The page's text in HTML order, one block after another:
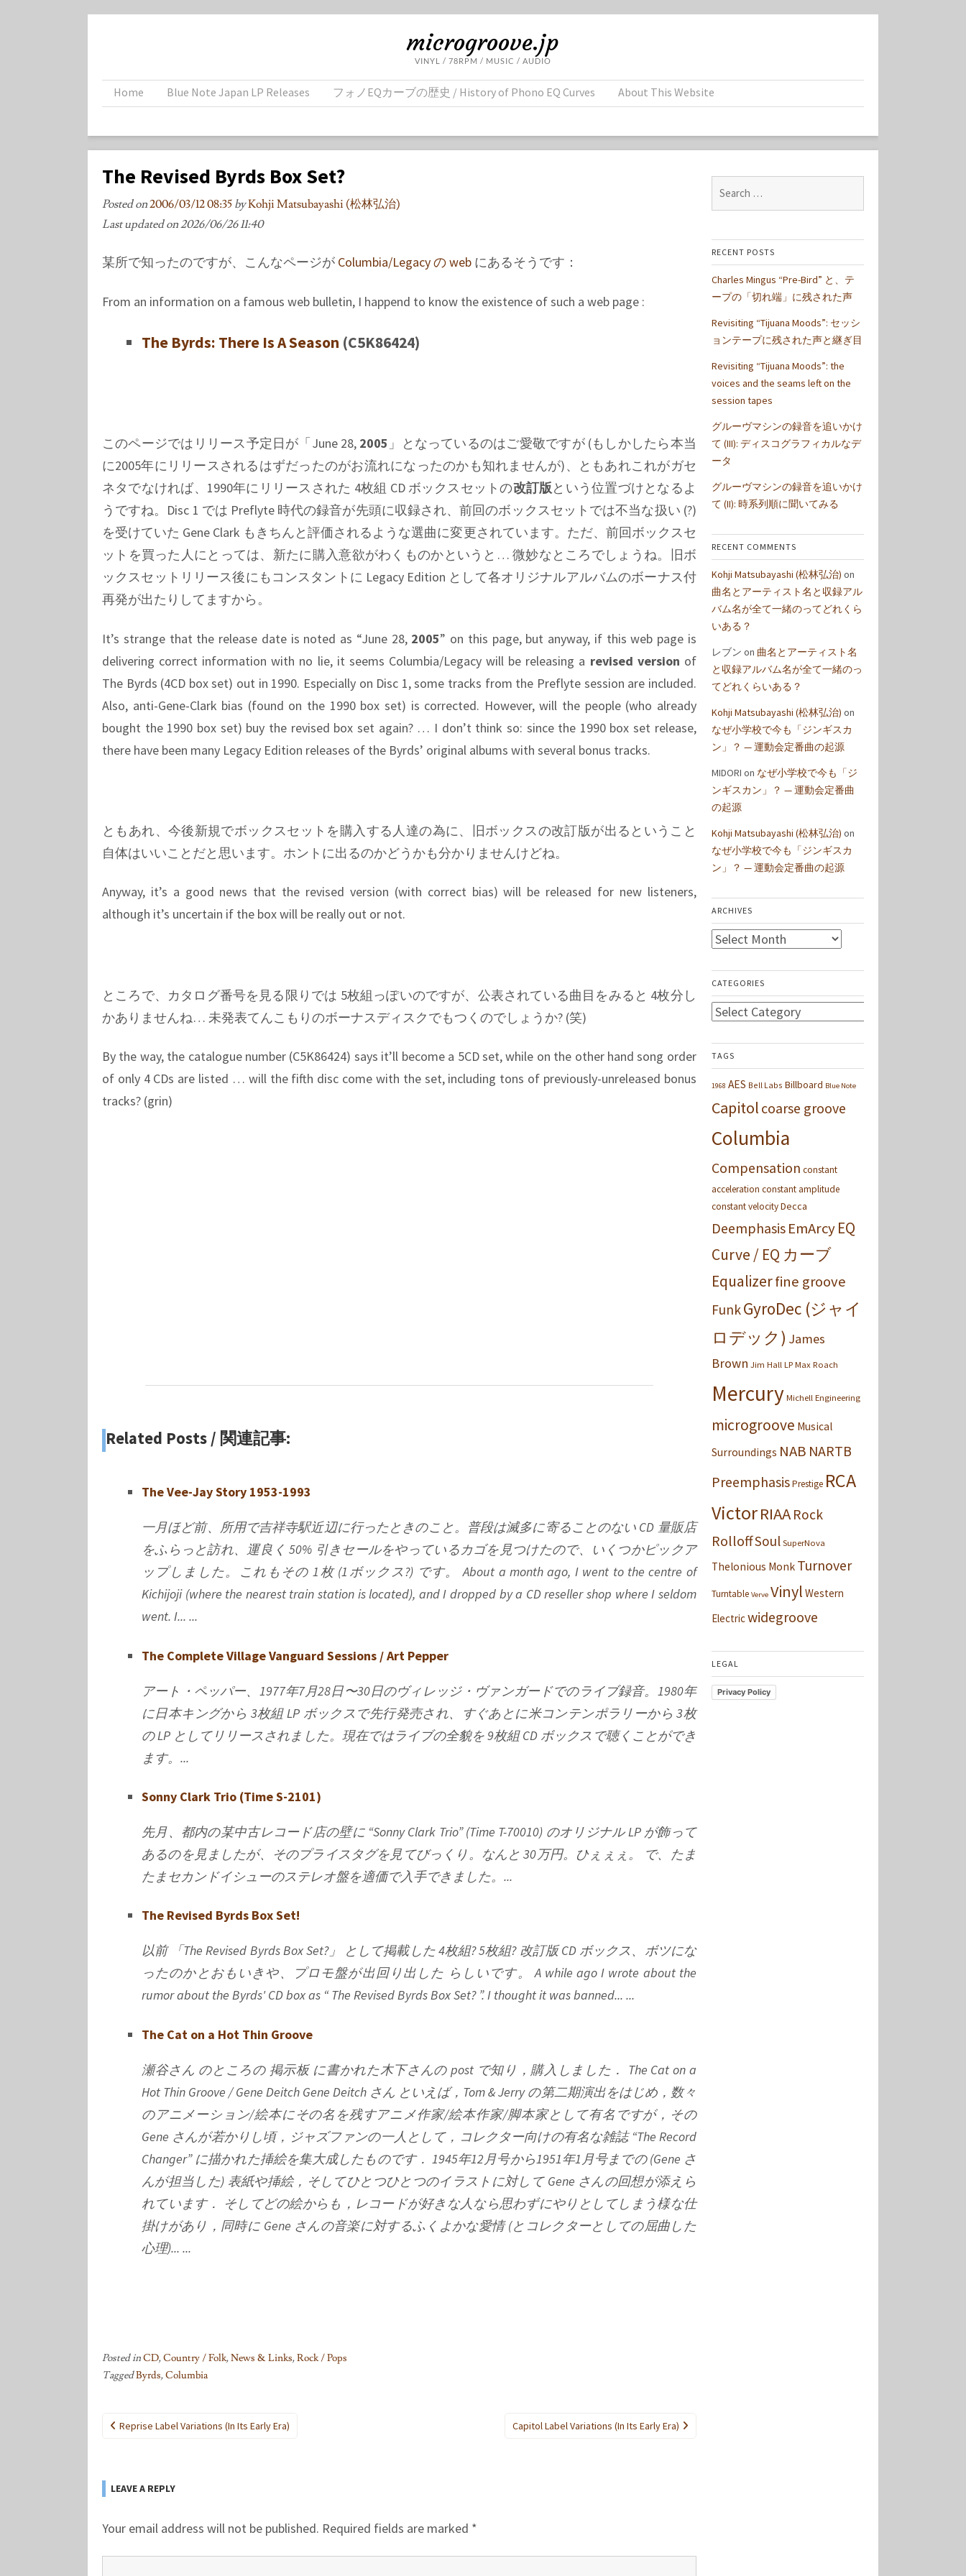
microgroove.jp
VINYL / 78RPM / MUSIC / AUDIO
Home Blue Note Japan LP Releases フォノEQカーブの歴史 / History of Phono EQ Curves About This Website
The Revised Byrds Box Set?
Posted on2006/03/12 08:35 byKohji Matsubayashi (松林弘治)
Last updated on2026/06/26 11:40
某所で知ったのですが、こんなページが Columbia/Legacy の web にあるそうです：
From an information on a famous web bulletin, I happend to know the existence of such a web page :
The Byrds: There Is A Season (C5K86424)
このページではリリース予定日が「June 28, 2005 」となっているのはご愛敬ですが (もしかしたら本当
に2005年にリリースされるはずだったのがお流れになったのかも知れませんが)、ともあれこれがガセ
ネタでなければ、1990年にリリースされた 4枚組 CD ボックスセットの改訂版という位置づけとなるよ
うですね。Disc 1 では Preflyte 時代の録音が先頭に収録され、前回のボックスセットでは不当な扱い (?)
を受けていた Gene Clark もきちんと評価されるような選曲に変更されています。ただ、前回ボックスセ
ットを買った人にとっては、新たに購入意欲がわくものかというと… 微妙なところでしょうね。旧ボ
ックスセットリリース後にもコンスタントに Legacy Edition として各オリジナルアルバムのボーナス付
再発が出たりしてますから。
It’s strange that the release date is noted as “June 28, 2005” on this page, but anyway, if this web page is
delivering correct information with no lie, it seems Columbia/Legacy will be releasing a revised version of
The Byrds (4CD box set) out in 1990. Especially on Disc 1, some tracks from the Preflyte session are included.
Also, anti-Gene-Clark bias (found on the 1990 box set) is corrected. However, will the people (who already
bought the 1990 box set) buy the revised box set again? … I don’t think so: since the 1990 box set release,
there have been many Legacy Edition releases of the Byrds’ original albums with several bonus tracks.
ともあれ、今後新規でボックスセットを購入する人達の為に、旧ボックスの改訂版が出るということ
自体はいいことだと思います。ホントに出るのかどうかも分かりませんけどね。
Anyway, it’s a good news that the revised version (with correct bias) will be released for new listeners,
although it’s uncertain if the box will be really out or not.
ところで、カタログ番号を見る限りでは 5枚組っぽいのですが、公表されている曲目をみると 4枚分し
かありませんね… 未発表てんこもりのボーナスディスクでもつくのでしょうか? (笑)
By the way, the catalogue number (C5K86424) says it’ll become a 5CD set, while on the other hand song order
of only 4 CDs are listed … will the fifth disc come with the set, including tons of previously-unreleased bonus
tracks? (grin)
Related Posts / 関連記事:
The Vee-Jay Story 1953-1993
一月ほど前、所用で吉祥寺駅近辺に行ったときのこと。普段は滅多に寄ることのない CD 量販店
をふらっと訪れ、運良く 50% 引きセールをやっているカゴを見つけたので、いくつかピックア
ップしました。これもその 1枚 (1ボックス?) です。 About a month ago, I went to the centre of
Kichijoji (where the nearest train station is located), and I dropped by a CD reseller shop where I seldom
went. I... ...
The Complete Village Vanguard Sessions / Art Pepper
アート・ペッパー、1977年7月28日〜30日のヴィレッジ・ヴァンガードでのライブ録音。1980年
に日本キングから 3枚組 LP ボックスで先行発売され、すぐあとに米コンテンポラリーから 3枚
の LP としてリリースされました。現在ではライブの全貌を 9枚組 CD ボックスで聴くことができ
ます。...
Sonny Clark Trio (Time S-2101)
先月、都内の某中古レコード店の壁に “Sonny Clark Trio” (Time T-70010) のオリジナル LP が飾って
あるのを見ましたが、そのプライスタグを見てびっくり。なんと 30万円。ひぇぇぇ。 で、たま
たまセカンドイシューのステレオ盤を適価で入手できました。...
The Revised Byrds Box Set!
以前 「The Revised Byrds Box Set?」 として掲載した 4枚組? 5枚組? 改訂版 CD ボックス、ボツにな
ったのかとおもいきや、プロモ盤が出回り出した らしいです。 A while ago I wrote about the
rumor about the Byrds' CD box as “ The Revised Byrds Box Set? ”. I thought it was banned... ...
The Cat on a Hot Thin Groove
瀬谷さん のところの 掲示板 に書かれた木下さんの post で知り，購入しました． The Cat on a
Hot Thin Groove / Gene Deitch Gene Deitch さん といえば，Tom & Jerry の第二期演出をはじめ，数々
のアニメーション/絵本にその名を残すアニメ作家/絵本作家/脚本家として有名ですが，その
Gene さんが若かりし頃，ジャズファンの一人として，コレクター向けの有名な雑誌 “The Record
Changer” に描かれた挿絵を集大成したものです． 1945年12月号から1951年1月号までの (Gene さ
んが担当した) 表紙や挿絵，そしてひとつひとつのイラストに対して Gene さんの回想が添えら
れています． そしてどの絵からも，レコードが好きな人なら思わずにやりとしてしまう様な仕
掛けがあり，同時に Gene さんの音楽に対するふくよかな愛情 (とコレクターとしての屈曲した
心理)... ...
Posted inCD,Country / Folk,News & Links,Rock / Pops
TaggedByrds,Columbia
Post
Reprise Label Variations (in Its Early Era) Capitol Label Variations (in Its Early Era)
LEAVE A REPLY
Your email address will not be published. Required fields are marked *
for:
RECENT POSTS
Charles Mingus “Pre-Bird” と、テ
ープの「切れ端」に残された声
Revisiting “Tijuana Moods”: セッシ
ョンテープに残された声と継ぎ目
Revisiting “Tijuana Moods”: the
voices and the seams left on the
session tapes
グルーヴマシンの録音を追いかけ
て (III): ディスコグラフィカルなデ
ータ
グルーヴマシンの録音を追いかけ
て (II): 時系列順に聞いてみる
RECENT COMMENTS
Kohji Matsubayashi (松林弘治) on
曲名とアーティスト名と収録アル
バム名が全て一緒のってどれくら
いある？
レブン on 曲名とアーティスト名
と収録アルバム名が全て一緒のっ
てどれくらいある？
Kohji Matsubayashi (松林弘治) on
なぜ小学校で今も「ジンギスカ
ン」？ — 運動会定番曲の起源
MIDORI on なぜ小学校で今も「ジ
ンギスカン」？ — 運動会定番曲
の起源
Kohji Matsubayashi (松林弘治) on
なぜ小学校で今も「ジンギスカ
ン」？ — 運動会定番曲の起源
ARCHIVES
Archives
CATEGORIES
Categories
TAGS
1968 AES Bell Labs Billboard Blue Note
Capitol coarse groove
Columbia
Compensation constant
acceleration constant amplitude
constant velocityDecca
Deemphasis EmArcyEQ
Curve / EQ カーブ
Equalizerfine groove
FunkGyroDec (ジャイ
ロデック) James
Brown Jim Hall LP Max Roach
Mercury Michell Engineering
microgroove Musical
Surroundings NAB NARTB
PreemphasisPrestige RCA
VictorRIAA Rock
RolloffSoul SuperNova
Thelonious Monk Turnover
Turntable Verve Vinyl Western
Electricwidegroove
LEGAL
Privacy Policy